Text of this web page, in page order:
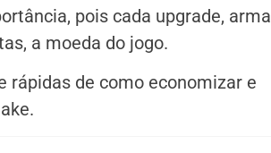
pois cada upgrade, arma
a moeda do jogo.
rápidas de como economizar e